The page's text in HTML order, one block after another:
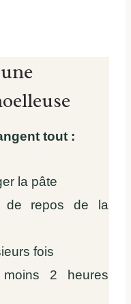
tout :
la pâte
de repos de la
fois
2 heures